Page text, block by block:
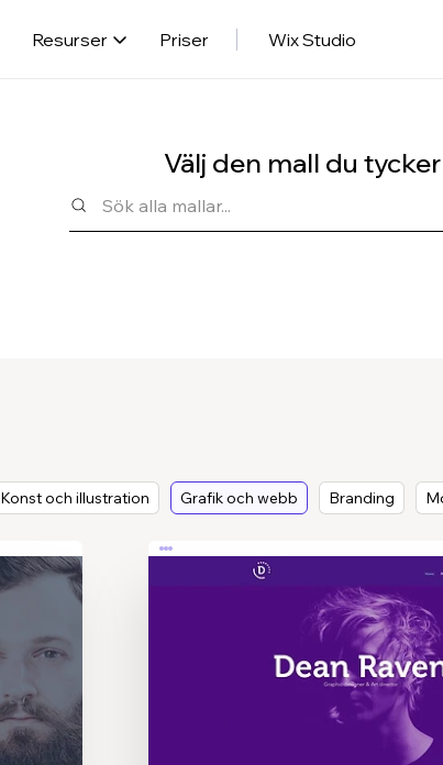
Resurser Priser Wix Studio
Välj den mall du
Konst och illustration Grafik och webb Branding